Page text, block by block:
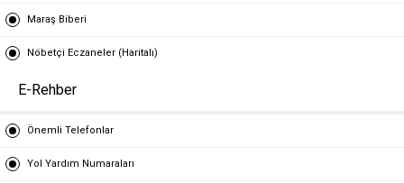
Maraş Biberi
Nöbetçi Eczaneler (Haritalı)
E-Rehber
Önemli Telefonlar
Yol Yardım Numaraları